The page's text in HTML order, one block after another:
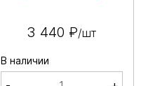
3 440 ₽/шт
В наличии